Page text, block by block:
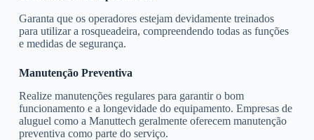
Garanta que os operadores estejam devidamente treinados
para utilizar a rosqueadeira, compreendendo todas as funções
e medidas de segurança.
Manutenção Preventiva
Realize manutenções regulares para garantir o bom
funcionamento e a longevidade do equipamento. Empresas de
aluguel como a Manuttech geralmente oferecem manutenção
preventiva como parte do serviço.